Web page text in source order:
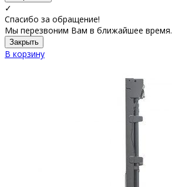
✓
Спасибо за обращение!
Мы перезвоним Вам в ближайшее время.
Закрыть
В корзину